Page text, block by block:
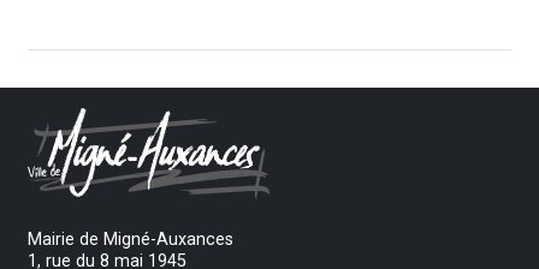
DROITS ET
DÉMARCHES
EN LIGNE
Mairie de Migné-Auxances
1, rue du 8 mai 1945